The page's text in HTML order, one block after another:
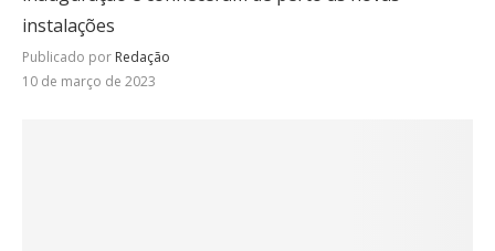
instalações
Publicado por Redação
10 de março de 2023